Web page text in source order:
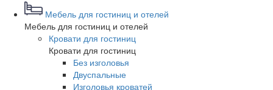
Мебель для гостиниц и отелей
Мебель для гостиниц и отелей
Кровати для гостиниц
Кровати для гостиниц
Без изголовья
Двуспальные
Изголовья кроватей